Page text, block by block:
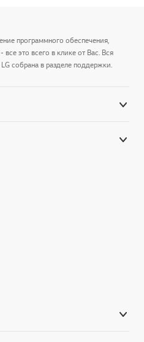
программного обеспечения,
это всего в клике от Вас. Вся
собрана в разделе поддержки.